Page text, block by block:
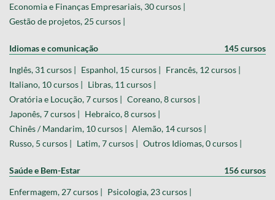
Economia e Finanças Empresariais, 30 cursos |
Gestão de projetos, 25 cursos |
Idiomas e comunicação 145 cursos
Inglês, 31 cursos | Espanhol, 15 cursos | Francês, 12 cursos |
Italiano, 10 cursos | Libras, 11 cursos |
Oratória e Locução, 7 cursos | Coreano, 8 cursos |
Japonês, 7 cursos | Hebraico, 8 cursos |
Chinês / Mandarim, 10 cursos | Alemão, 14 cursos |
Russo, 5 cursos | Latim, 7 cursos | Outros Idiomas, 0 cursos |
Saúde e Bem-Estar 156 cursos
Enfermagem, 27 cursos | Psicologia, 23 cursos |